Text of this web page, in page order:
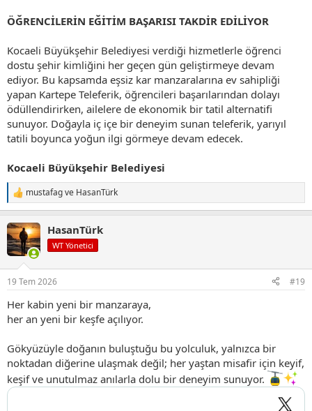
ÖĞRENCİLERİN EĞİTİM BAŞARISI TAKDİR EDİLİYOR
Kocaeli Büyükşehir Belediyesi verdiği hizmetlerle öğrenci
dostu şehir kimliğini her geçen gün geliştirmeye devam
ediyor. Bu kapsamda eşsiz kar manzaralarına ev sahipliği
yapan Kartepe Teleferik, öğrencileri başarılarından dolayı
ödüllendirirken, ailelere de ekonomik bir tatil alternatifi
sunuyor. Doğayla iç içe bir deneyim sunan teleferik, yarıyıl
tatili boyunca yoğun ilgi görmeye devam edecek.
Kocaeli Büyükşehir Belediyesi
T
e
k
i
l
:
mustafagve HasanTürk
HasanTürk
WT Yönetici
19 Tem 2026 #19
Her kabin yeni bir manzaraya,
her an yeni bir keşfe açılıyor.
Gökyüzüyle doğanın buluştuğu bu yolculuk, yalnızca bir
noktadan diğerine ulaşmak değil; her yaştan misafir için keyif,
keşif ve unutulmaz anılarla dolu bir deneyim sunuyor.